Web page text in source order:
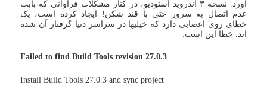
آورد. نسخه ۳ اندروید استودیو، در کنار مشکلات فراوانی که بابت
عدم اتصال به سرور حتی با قند شکن! ایجاد کرده است، یک
خطای روی اعصابی دارد که خیلیها در سراسر دنیا گرفتار آن شده
اند. خطا این است:
Failed to find Build Tools revision 27.0.3
Install Build Tools 27.0.3 and sync project